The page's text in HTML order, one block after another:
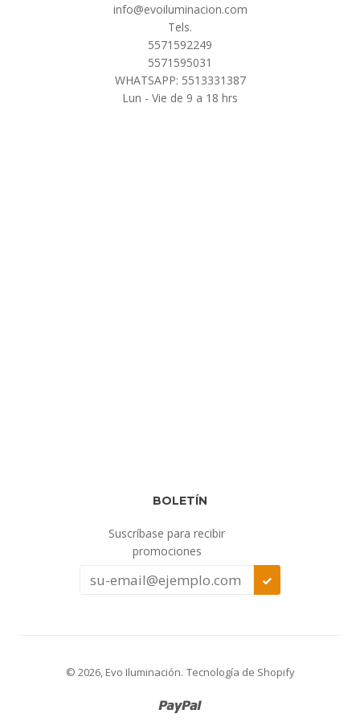
info@evoiluminacion.com
Tels.
5571592249
5571595031
WHATSAPP: 5513331387
Lun - Vie de 9 a 18 hrs
BOLETÍN
Suscríbase para recibir
promociones
SUSCRIBIR
© 2026, Evo Iluminación. Tecnología de Shopify
Paypal